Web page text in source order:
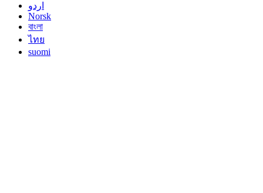
اردو
Norsk
বাংলা
ไทย
suomi